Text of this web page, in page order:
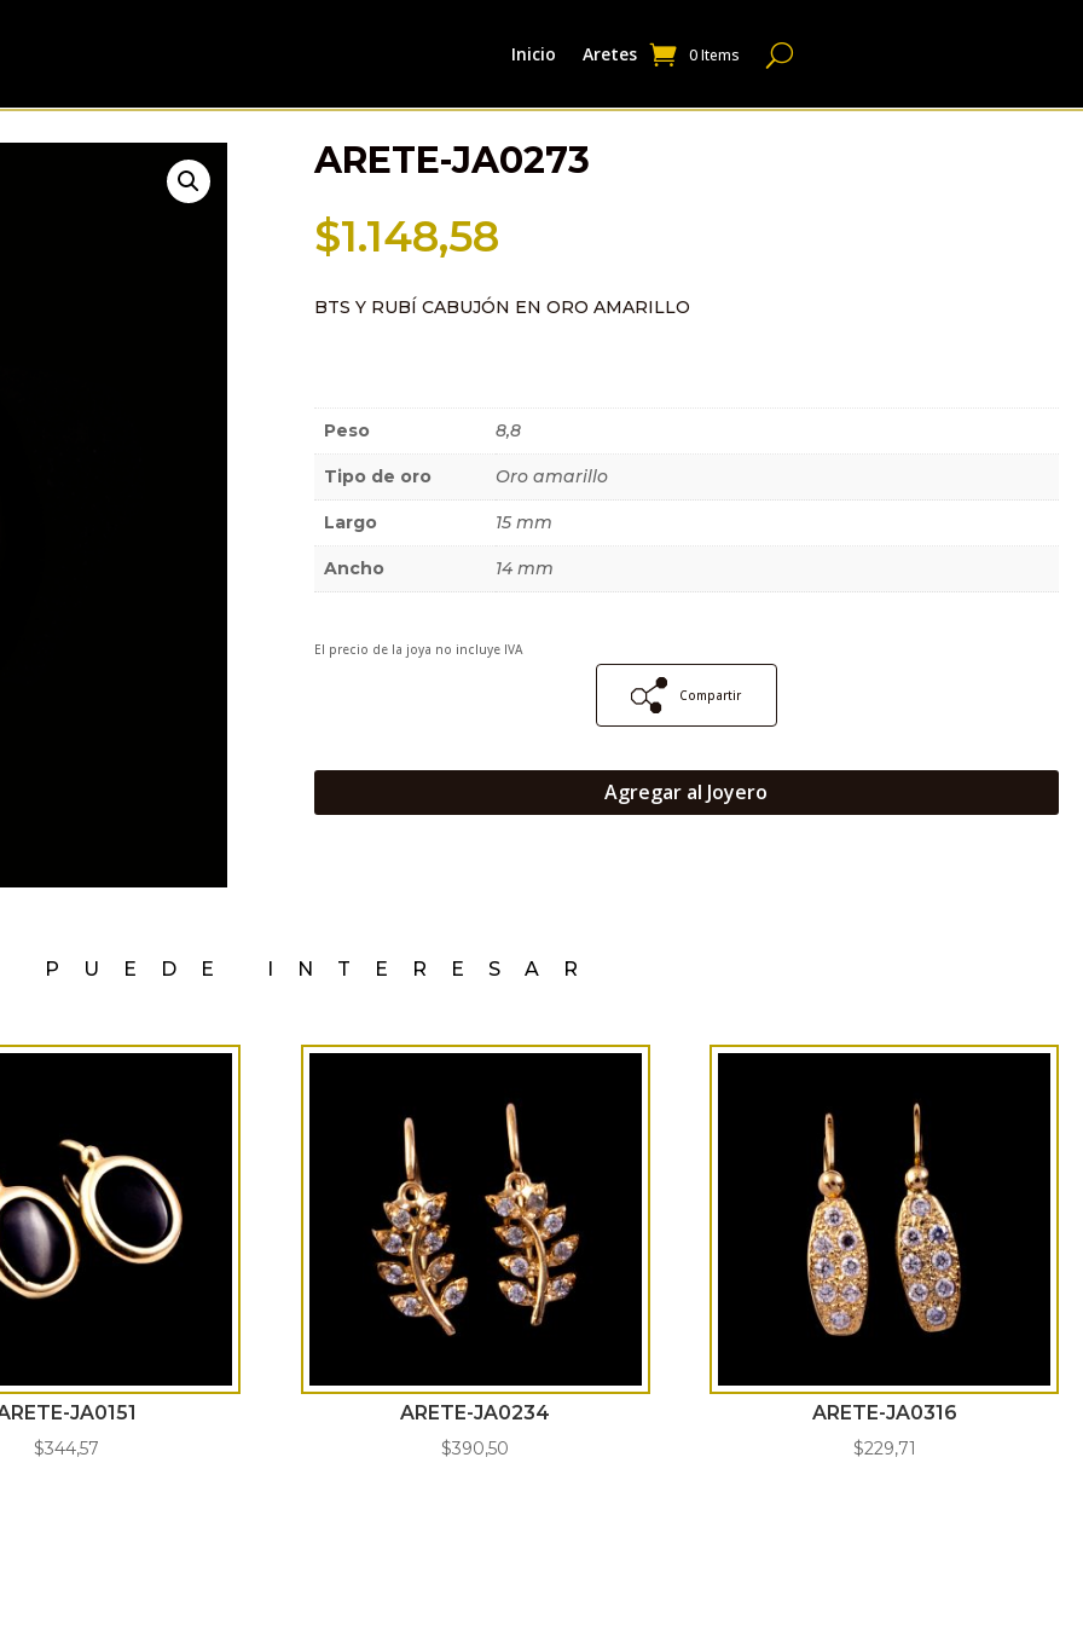
Inicio Aretes 0 Items
ARETE-JA0273
$1.148,58
BTS Y RUBÍ CABUJÓN EN ORO AMARILLO
Peso 8,8
Tipo de oro Oro amarillo
Largo 15 mm
Ancho 14 mm
El precio de la joya no incluye IVA
Compartir
Agregar al Joyero
PUEDE INTERESAR
JA0151
$344,57
ARETE-JA0234
$390,50
ARETE-JA0316
$229,71